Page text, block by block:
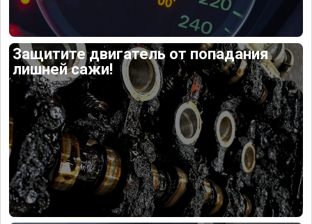
Защитите двигатель от попадания
лишней сажи!